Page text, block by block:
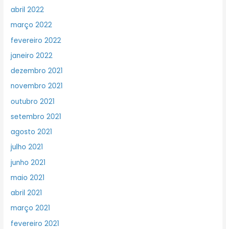
abril 2022
março 2022
fevereiro 2022
janeiro 2022
dezembro 2021
novembro 2021
outubro 2021
setembro 2021
agosto 2021
julho 2021
junho 2021
maio 2021
abril 2021
março 2021
fevereiro 2021